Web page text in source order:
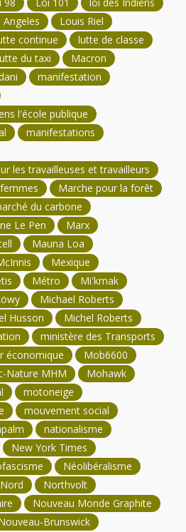
Angeles
Louis Riel
continue
lutte de classe
du taxi
Macron
manifestation
l'école publique
manifestations
les travailleuses et travailleurs
Marche pour la forêt
du carbone
Le Pen
Marx
Mauna Loa
Mexique
Métro
Mi'kmak
Michael Roberts
Husson
Michel Roberts
ministère des Transports
économique
Mob6600
Nature MHM
Mohawk
motoneige
mouvement social
nationalisme
New York Times
Néolibéralisme
Nord
Northvolt
Nouveau Monde Graphite
Brunswick